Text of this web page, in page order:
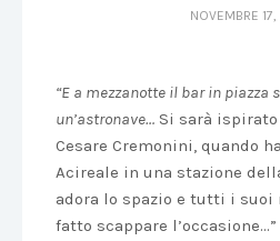
NOVEMBRE
“E a mezzanotte il bar in piazza
un’astronave… Si sarà
Cesare Cremonini, quando
Acireale in una stazione
adora lo spazio e tutti i suoi
fatto scappare